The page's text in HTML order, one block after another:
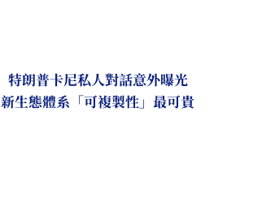
特朗普卡尼私人對話意外曝光
新生態體系「可複製性」最可貴